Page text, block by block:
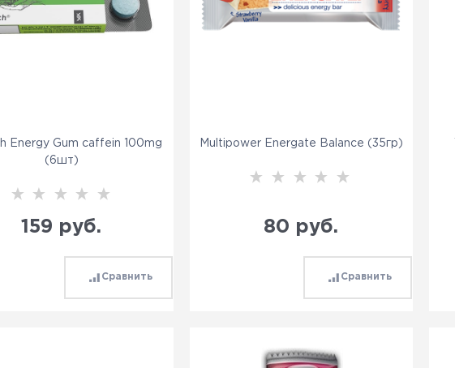
Energy Gum caffein 100mg
(6шт)
159 руб.
Сравнить
Multipower Energate Balance (35гр)
80 руб.
Сравнить